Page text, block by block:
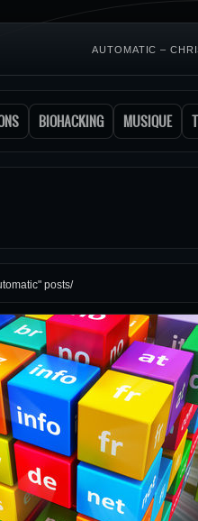
AUTOMATIC –
BIOHACKING MUSIQUE
posts/